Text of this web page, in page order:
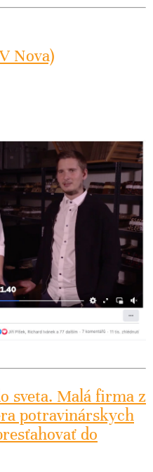
Nova)
sveta. Malá firma z
potravinárskych
do